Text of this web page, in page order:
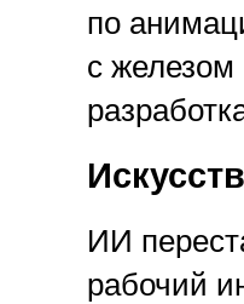
по
с железом
ИИ
рабочий